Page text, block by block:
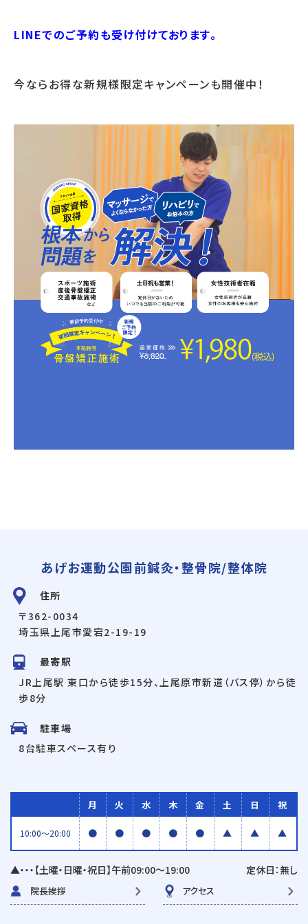
LINEでのご予約も受け付けております。
今ならお得な新規様限定キャンペーンも開催中！
あげお運動公園前鍼灸・整骨院/整体院
住所
〒362-0034
埼玉県上尾市愛宕2-19-19
最寄駅
JR上尾駅 東口から徒歩15分、上尾原市新道（バス停）から徒
歩8分
駐車場
8台駐車スペース有り
月 火 水 木 金 土 日 祝
10:00〜20:00 ● ● ● ● ● ▲ ▲ ▲
▲・・・【土曜・日曜・祝日】午前09:00〜19:00 定休日：無し
院長挨拶 アクセス